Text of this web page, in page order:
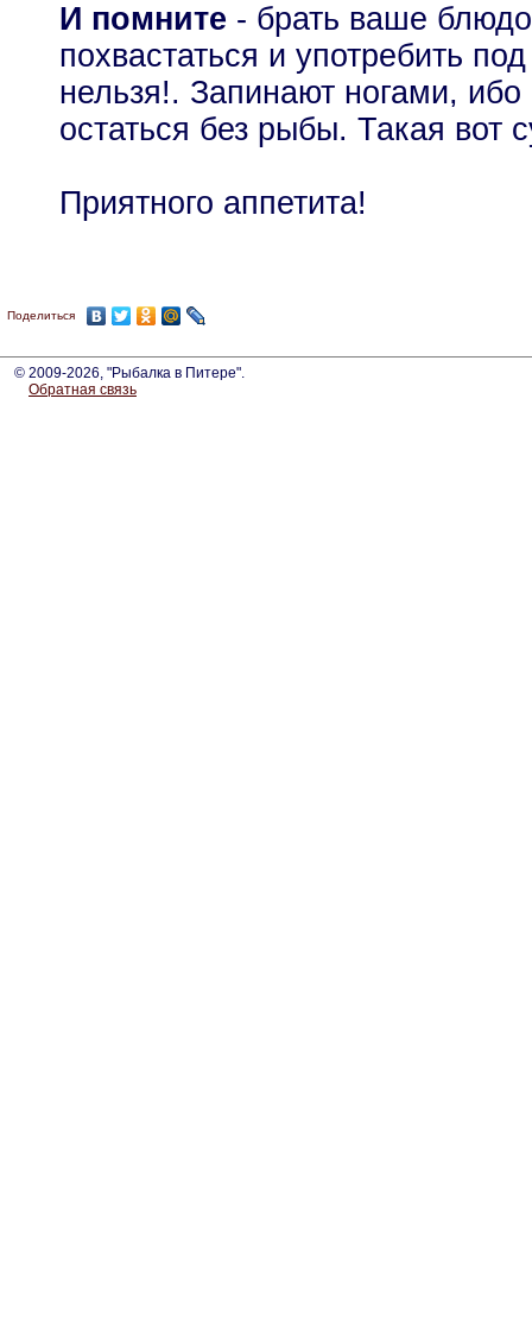
И помните - брать ваше
похвастаться и употребить
нельзя!. Запинают ногами,
остаться без рыбы. Такая вот
Приятного аппетита!
Поделиться
© 2009-2026, "Рыбалка в Питере".
Обратная связь